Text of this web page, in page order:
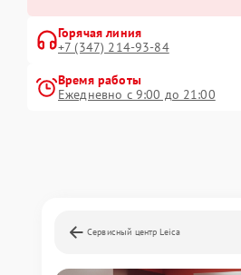
Горячая линия
+7 (347) 214-93-84
Время работы
Ежедневно с 9:00 до 21:00
Сервисный центр Leica